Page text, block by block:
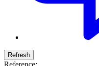
Reference: